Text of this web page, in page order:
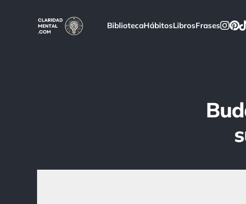
BibliotecaHábitosLibrosFrases